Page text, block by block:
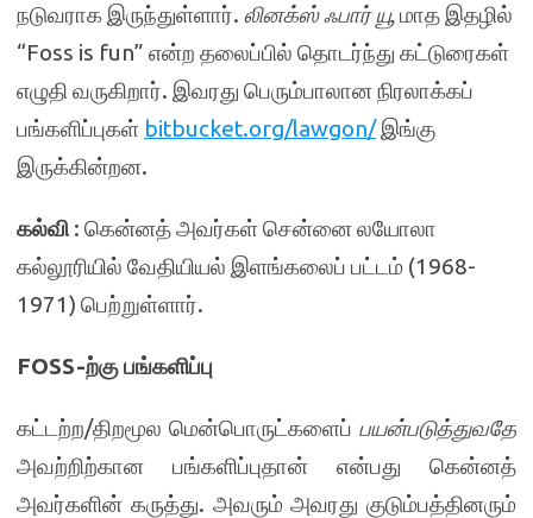
நடுவராக இருந்துள்ளார். லினக்ஸ் ஃபார் யூ மாத இதழில்
“Foss is fun” என்ற தலைப்பில் தொடர்ந்து கட்டுரைகள்
எழுதி வருகிறார். இவரது பெரும்பாலான நிரலாக்கப்
பங்களிப்புகள் bitbucket.org/lawgon/இங்கு
இருக்கின்றன.
கல்வி : கென்னத் அவர்கள் சென்னை லயோலா
கல்லூரியில் வேதியியல் இளங்கலைப் பட்டம் (1968-
1971) பெற்றுள்ளார்.
FOSS-ற்கு பங்களிப்பு
கட்டற்ற/திறமூல மென்பொருட்களைப் பயன்படுத்துவதே
அவற்றிற்கான பங்களிப்புதான் என்பது கென்னத்
அவர்களின் கருத்து. அவரும் அவரது குடும்பத்தினரும்